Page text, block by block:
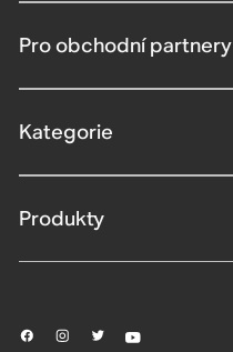
Pro obchodní partnery
Kategorie
Produkty